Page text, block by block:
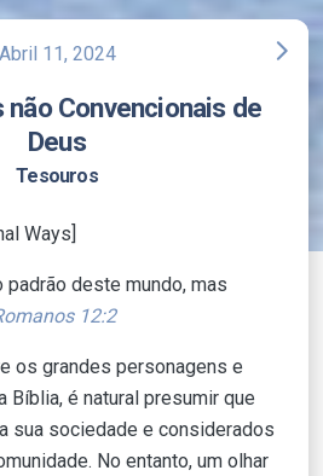
Abril 11, 2024 arrow_forward_ios
não Convencionais de
Deus
Tesouros
Ways]
padrão deste mundo, mas
12:2
os grandes personagens e
Bíblia, é natural presumir que
sua sociedade e considerados
No entanto, um olhar